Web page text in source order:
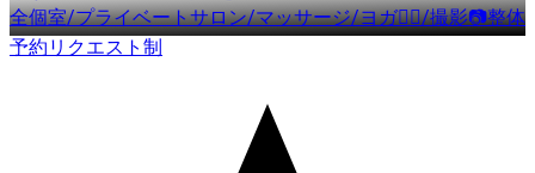
全個室/プライベートサロン/マッサージ/ヨガ🧘‍♀️/撮影📷整体
予約リクエスト制